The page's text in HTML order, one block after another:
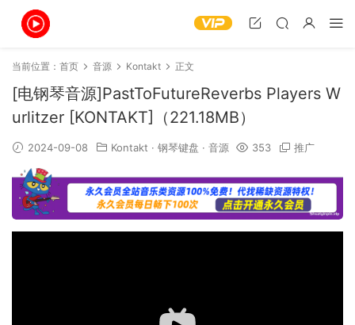
当前位置： 首页 音源 Kontakt 正文
[电钢琴音源]PastToFutureReverbs Players W
urlitzer [KONTAKT]（221.18MB）
2024-09-08 Kontakt · 钢琴键盘 · 音源 353 推广